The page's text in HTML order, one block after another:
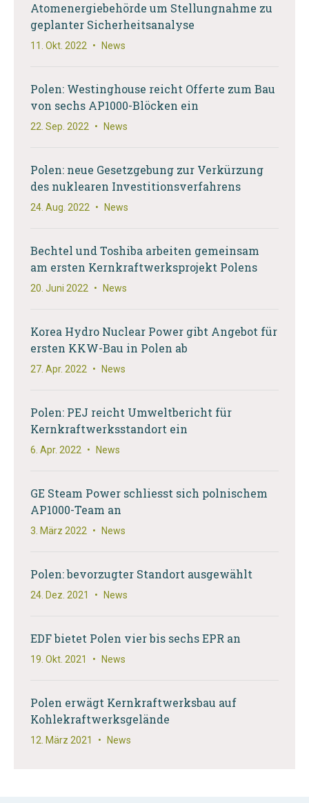
Atomenergiebehörde um Stellungnahme zu
geplanter Sicherheitsanalyse
11. Okt. 2022 • News
Polen: Westinghouse reicht Offerte zum Bau
von sechs AP1000-Blöcken ein
22. Sep. 2022 • News
Polen: neue Gesetzgebung zur Verkürzung
des nuklearen Investitionsverfahrens
24. Aug. 2022 • News
Bechtel und Toshiba arbeiten gemeinsam
am ersten Kernkraftwerksprojekt Polens
20. Juni 2022 • News
Korea Hydro Nuclear Power gibt Angebot für
ersten KKW-Bau in Polen ab
27. Apr. 2022 • News
Polen: PEJ reicht Umweltbericht für
Kernkraftwerksstandort ein
6. Apr. 2022 • News
GE Steam Power schliesst sich polnischem
AP1000-Team an
3. März 2022 • News
Polen: bevorzugter Standort ausgewählt
24. Dez. 2021 • News
EDF bietet Polen vier bis sechs EPR an
19. Okt. 2021 • News
Polen erwägt Kernkraftwerksbau auf
Kohlekraftwerksgelände
12. März 2021 • News